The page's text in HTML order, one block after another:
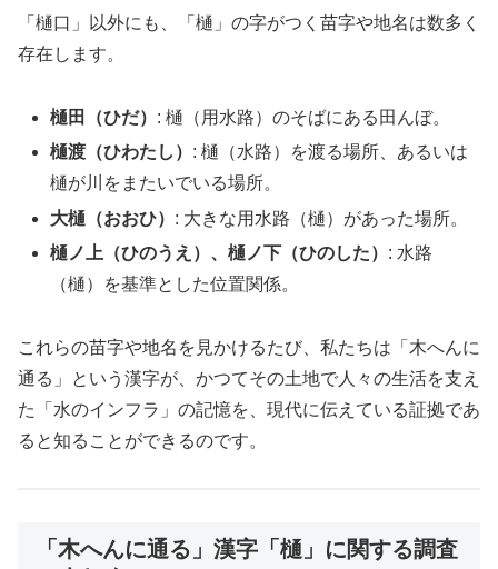
「樋口」以外にも、「樋」の字がつく苗字や地名は数多く
存在します。
樋田（ひだ） : 樋（用水路）のそばにある田んぼ。
樋渡（ひわたし） : 樋（水路）を渡る場所、あるいは
樋が川をまたいでいる場所。
大樋（おおひ） : 大きな用水路（樋）があった場所。
樋ノ上（ひのうえ）、樋ノ下（ひのした） : 水路
（樋）を基準とした位置関係。
これらの苗字や地名を見かけるたび、私たちは「木へんに
通る」という漢字が、かつてその土地で人々の生活を支え
た「水のインフラ」の記憶を、現代に伝えている証拠であ
ると知ることができるのです。
「木へんに通る」漢字「樋」に関する調査